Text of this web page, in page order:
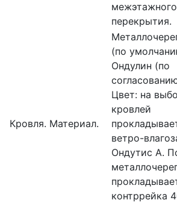
межэтажного
перекрытия.
Кровля. Материал.
(по
Ондулин (по
Цвет: на
кровлей
ветро-
Ондутис А.
контррейка